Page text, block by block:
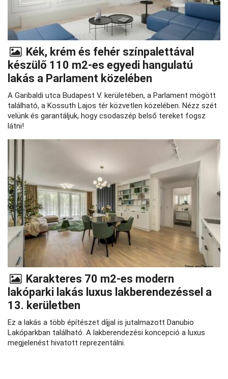
Kék, krém és fehér színpalettával
készülő 110 m2-es egyedi hangulatú
lakás a Parlament közelében
A Garibaldi utca Budapest V. kerületében, a Parlament mögött
található, a Kossuth Lajos tér közvetlen közelében. Nézz szét
velünk és garantáljuk, hogy csodaszép belső tereket fogsz
látni!
Karakteres 70 m2-es modern
lakóparki lakás luxus lakberendezéssel a
13. kerületben
Ez a lakás a több építészet díjjal is jutalmazott Danubio
Lakóparkban található. A lakberendezési koncepció a luxus
megjelenést hivatott reprezentálni.